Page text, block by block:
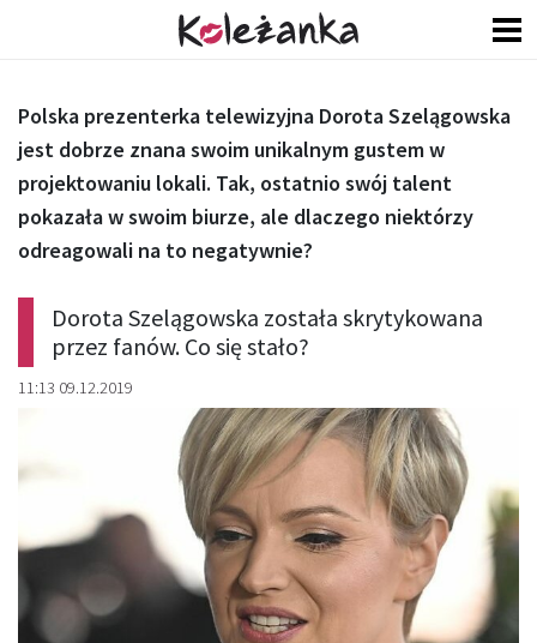
Dorota Szelągowska została skrytykowana
przez fanów. Co się stało?
11:13 09.12.2019
Polska prezenterka telewizyjna Dorota Szelągowska
jest dobrze znana swoim unikalnym gustem w
projektowaniu lokali. Tak, ostatnio swój talent
pokazała w swoim biurze, ale dlaczego niektórzy
odreagowali na to negatywnie?